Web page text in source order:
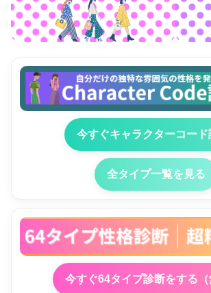
今すぐキャラクターコード
全タイプ一覧を見る
今すぐ64タイプ診断をする（